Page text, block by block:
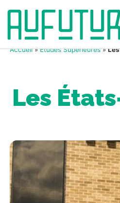
Accueil»Études Supérieures»
Les